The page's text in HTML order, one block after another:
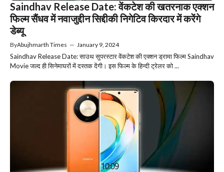
Saindhav Release Date: वेंकटेश की खतरनाक एक्शन
फिल्म सैंधव में नवाजुद्दीन सिद्दीकी निगेटिव किरदार में करेंगे
डेब्यू
ByAbujhmarth Times — January 9, 2024
Saindhav Release Date: साउथ सुपरस्टार वेंकटेश की एक्शन ड्रामा फिल्म Saindhav
Movie जल्द ही सिनेमाघरों में दस्तक देंगी। इस फिल्म के हिन्दी ट्रेलर को ...